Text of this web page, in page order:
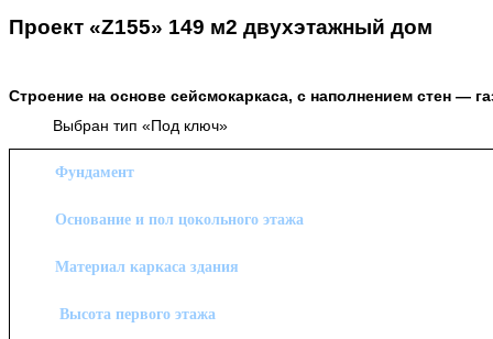
Проект «Z155» 149 м2 двухэтажный дом
Строение на основе сейсмокаркаса, с наполнением стен —
Выбран тип «Под ключ»
Фундамент
Основание и пол цокольного этажа
Материал каркаса здания
Высота первого этажа